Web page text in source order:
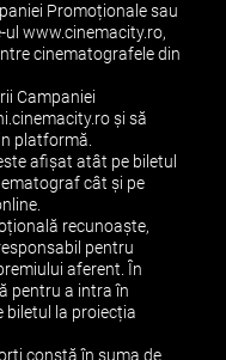
Promoționale sau
ul www.cinemacity.ro,
cinematografele din
Campaniei
și să
platformă.
afișat atât pe biletul
cât și pe
recunoaște,
pentru
aferent. În
pentru a intra în
biletul la proiecția
constă în suma de